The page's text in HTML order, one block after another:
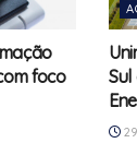
foco
Sul
29